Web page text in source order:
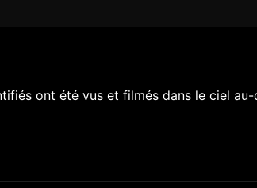
ont été vus et filmés dans le ciel au-